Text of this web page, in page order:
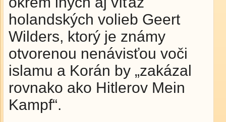
holandských volieb Geert
Wilders, ktorý je známy
otvorenou nenávisťou voči
islamu a Korán by „zakázal
rovnako ako Hitlerov Mein
Kampf“.